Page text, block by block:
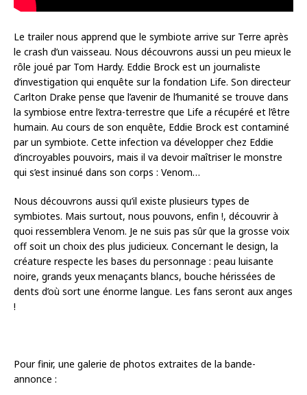
Le trailer nous apprend que le symbiote arrive sur Terre après
le crash d’un vaisseau. Nous découvrons aussi un peu mieux le
rôle joué par Tom Hardy. Eddie Brock est un journaliste
d’investigation qui enquête sur la fondation Life. Son directeur
Carlton Drake pense que l’avenir de l’humanité se trouve dans
la symbiose entre l’extra-terrestre que Life a récupéré et l’être
humain. Au cours de son enquête, Eddie Brock est contaminé
par un symbiote. Cette infection va développer chez Eddie
d’incroyables pouvoirs, mais il va devoir maîtriser le monstre
qui s’est insinué dans son corps : Venom…
Nous découvrons aussi qu’il existe plusieurs types de
symbiotes. Mais surtout, nous pouvons, enfin !, découvrir à
quoi ressemblera Venom. Je ne suis pas sûr que la grosse voix
off soit un choix des plus judicieux. Concernant le design, la
créature respecte les bases du personnage : peau luisante
noire, grands yeux menaçants blancs, bouche hérissées de
dents d’où sort une énorme langue. Les fans seront aux anges
!
Pour finir, une galerie de photos extraites de la bande-
annonce :